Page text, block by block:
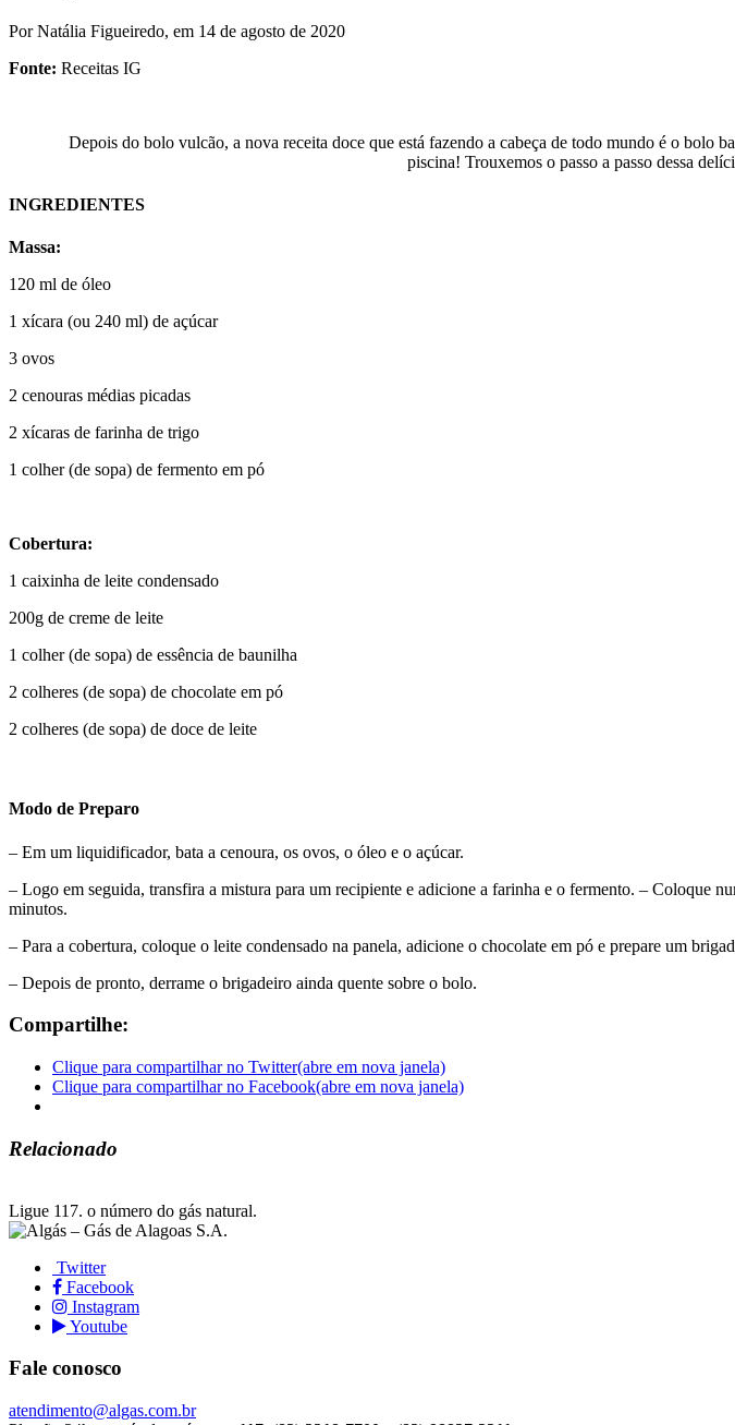
Por Natália Figueiredo, em 14 de agosto de 2020
Fonte: Receitas IG
Depois do bolo vulcão, a nova receita doce que está fazendo a cabeça de todo mundo é o bolo
piscina! Trouxemos o passo a passo dessa
INGREDIENTES
Massa:
120 ml de óleo
1 xícara (ou 240 ml) de açúcar
3 ovos
2 cenouras médias picadas
2 xícaras de farinha de trigo
1 colher (de sopa) de fermento em pó
Cobertura:
1 caixinha de leite condensado
200g de creme de leite
1 colher (de sopa) de essência de baunilha
2 colheres (de sopa) de chocolate em pó
2 colheres (de sopa) de doce de leite
Modo de Preparo
– Em um liquidificador, bata a cenoura, os ovos, o óleo e o açúcar.
– Logo em seguida, transfira a mistura para um recipiente e adicione a farinha e o fermento. – Coloque
minutos.
– Para a cobertura, coloque o leite condensado na panela, adicione o chocolate em pó e prepare um
– Depois de pronto, derrame o brigadeiro ainda quente sobre o bolo.
Compartilhe:
Clique para compartilhar no Twitter(abre em nova janela)
Clique para compartilhar no Facebook(abre em nova janela)
Relacionado
Ligue 117. o número do gás natural.
Twitter
Facebook
Instagram
Youtube
Fale conosco
atendimento@algas.com.br